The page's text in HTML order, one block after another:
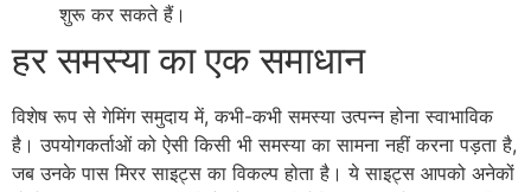
शुरू कर सकते हैं।
हर समस्या का एक समाधान
विशेष रूप से गेमिंग समुदाय में, कभी-कभी समस्या उत्पन्न होना स्वाभाविक
है। उपयोगकर्ताओं को ऐसी किसी भी समस्या का सामना नहीं करना पड़ता है,
जब उनके पास मिरर साइट्स का विकल्प होता है। ये साइट्स आपको अनेकों